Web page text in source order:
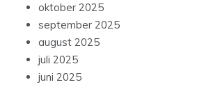
oktober 2025
september 2025
august 2025
juli 2025
juni 2025